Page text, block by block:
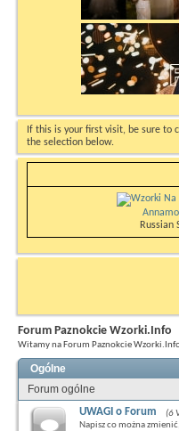
If this is your first visit, be sure to
the selection below.
Russian
Forum Paznokcie Wzorki.Info
Witamy na Forum Paznokcie
Ogólne
Forum ogólne
UWAGI o Forum
(6
Napisz co można